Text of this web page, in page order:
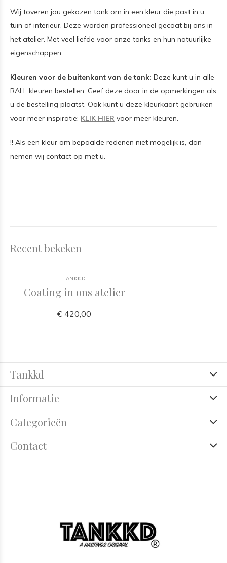
Wij toveren jou gekozen tank om in een kleur die past in u
tuin of interieur. Deze worden professioneel gecoat bij ons in
het atelier. Met veel liefde voor onze tanks en hun natuurlijke
eigenschappen.
Kleuren voor de buitenkant van de tank: Deze kunt u in alle
RALL kleuren bestellen. Geef deze door in de opmerkingen als
u de bestelling plaatst. Ook kunt u deze kleurkaart gebruiken
voor meer inspiratie: KLIK HIER voor meer kleuren.
!! Als een kleur om bepaalde redenen niet mogelijk is, dan
nemen wij contact op met u.
Recent bekeken
TANKKD
Coating in ons atelier
€ 420,00
Tankkd
Informatie
Categorieën
Contact